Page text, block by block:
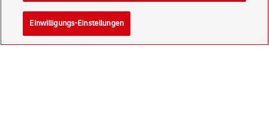
© Mon Aug 10 14:10:56 CEST 2026 Deutsche Post AG
Impressum
Datenschutz
Einwilligungs-Einstellungen
Rechtliche Hinweise
Einwilligungs-Einstellungen